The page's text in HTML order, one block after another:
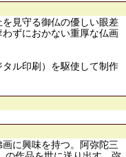
見守る御仏の優しい眼差
ずにおかない重厚な仏画
ル印刷）を駆使して制作
に興味を持つ。阿弥陀三